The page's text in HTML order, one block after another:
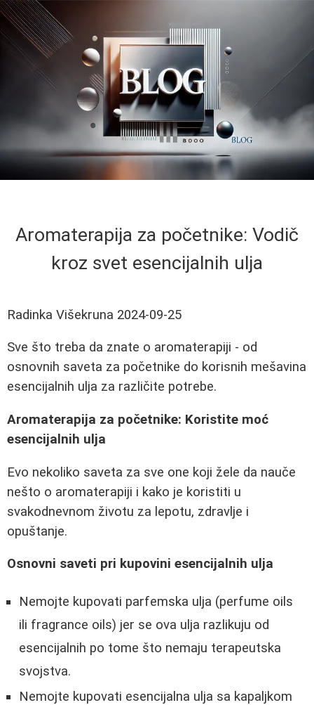
Aromaterapija za početnike: Vodič
kroz svet esencijalnih ulja
Radinka Višekruna 2024-09-25
Sve što treba da znate o aromaterapiji - od
osnovnih saveta za početnike do korisnih mešavina
esencijalnih ulja za različite potrebe.
Aromaterapija za početnike: Koristite moć
esencijalnih ulja
Evo nekoliko saveta za sve one koji žele da nauče
nešto o aromaterapiji i kako je koristiti u
svakodnevnom životu za lepotu, zdravlje i
opuštanje.
Osnovni saveti pri kupovini esencijalnih ulja
Nemojte kupovati parfemska ulja (perfume oils
ili fragrance oils) jer se ova ulja razlikuju od
esencijalnih po tome što nemaju terapeutska
svojstva.
Nemojte kupovati esencijalna ulja sa kapaljkom